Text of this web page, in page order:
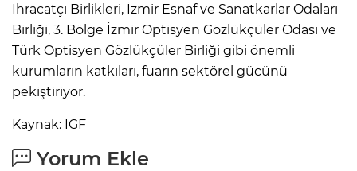
İhracatçı Birlikleri, İzmir Esnaf ve Sanatkarlar Odaları
Birliği, 3. Bölge İzmir Optisyen Gözlükçüler Odası ve
Türk Optisyen Gözlükçüler Birliği gibi önemli
kurumların katkıları, fuarın sektörel gücünü
pekiştiriyor.
Kaynak: IGF
Yorum Ekle